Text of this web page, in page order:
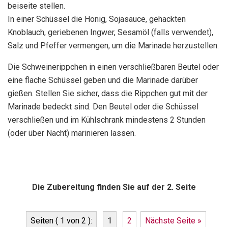
beiseite stellen.
In einer Schüssel die Honig, Sojasauce, gehackten
Knoblauch, geriebenen Ingwer, Sesamöl (falls verwendet),
Salz und Pfeffer vermengen, um die Marinade herzustellen.
Die Schweinerippchen in einen verschließbaren Beutel oder
eine flache Schüssel geben und die Marinade darüber
gießen. Stellen Sie sicher, dass die Rippchen gut mit der
Marinade bedeckt sind. Den Beutel oder die Schüssel
verschließen und im Kühlschrank mindestens 2 Stunden
(oder über Nacht) marinieren lassen.
Die Zubereitung finden Sie auf der 2. Seite
Seiten ( 1 von 2 ): 1 2 Nächste Seite »